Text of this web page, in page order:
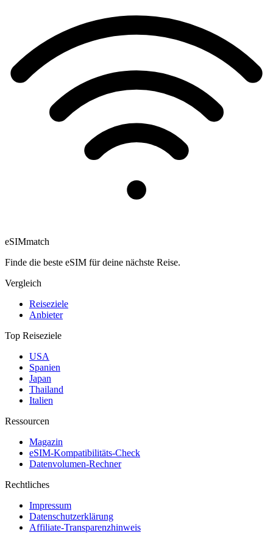
eSIMmatch
Finde die beste eSIM für deine nächste Reise.
Vergleich
Reiseziele
Anbieter
Top Reiseziele
USA
Spanien
Japan
Thailand
Italien
Ressourcen
Magazin
eSIM-Kompatibilitäts-Check
Datenvolumen-Rechner
Rechtliches
Impressum
Datenschutzerklärung
Affiliate-Transparenzhinweis